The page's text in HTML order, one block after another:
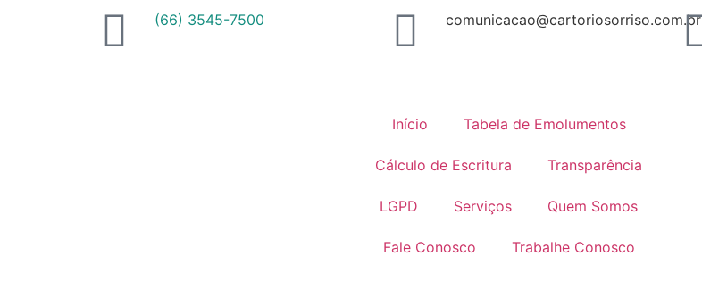
(66) 3545-7500 comunicacao@cartoriosorriso.com.br
Início Tabela de Emolumentos
Cálculo de Escritura Transparência
LGPD Serviços Quem Somos
Fale Conosco Trabalhe Conosco